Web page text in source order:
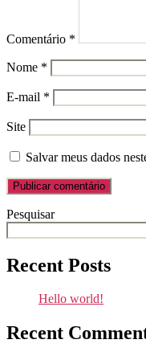
Comentário *
Nome *
E-mail *
Site
Salvar meus dados
Pesquisar
Recent Posts
Hello world!
Recent